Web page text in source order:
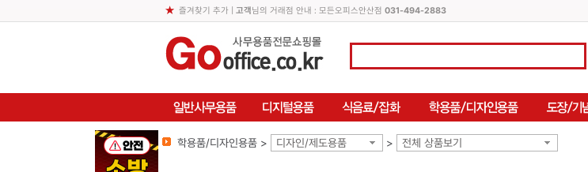
즐겨찾기 추가| 고객님의 거래점 안내 : 모든오피스안산점 031-494-2883
학용품/디자인용품 > 디자인/제도용품 > 전체 상품보기